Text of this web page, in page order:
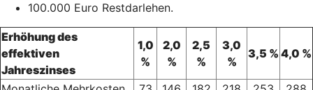
100.000 Euro Restdarlehen.
Erhöhung des
effektiven
Jahreszinses
1,0
%
2,0
%
2,5
%
3,0
%
3,5 % 4,0 %